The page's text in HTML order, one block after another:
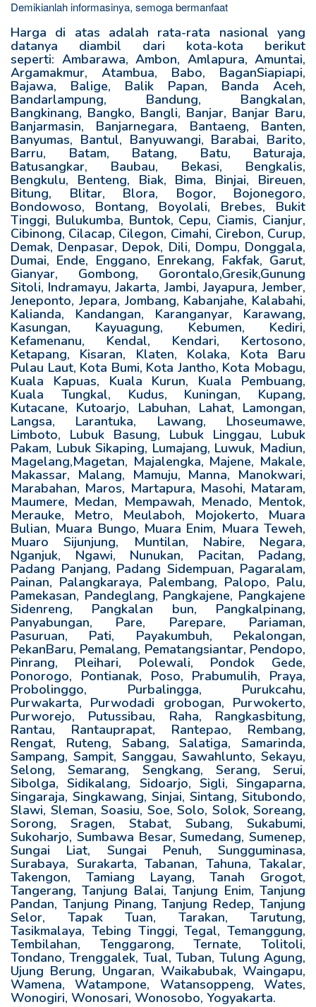
Demikianlah informasinya, semoga bermanfaat
Harga di atas adalah rata-rata nasional yang
datanya diambil dari kota-kota berikut
seperti: Ambarawa, Ambon, Amlapura, Amuntai,
Argamakmur, Atambua, Babo, BaganSiapiapi,
Bajawa, Balige, Balik Papan, Banda Aceh,
Bandarlampung, Bandung, Bangkalan,
Bangkinang, Bangko, Bangli, Banjar, Banjar Baru,
Banjarmasin, Banjarnegara, Bantaeng, Banten,
Banyumas, Bantul, Banyuwangi, Barabai, Barito,
Barru, Batam, Batang, Batu, Baturaja,
Batusangkar, Baubau, Bekasi, Bengkalis,
Bengkulu, Benteng, Biak, Bima, Binjai, Bireuen,
Bitung, Blitar, Blora, Bogor, Bojonegoro,
Bondowoso, Bontang, Boyolali, Brebes, Bukit
Tinggi, Bulukumba, Buntok, Cepu, Ciamis, Cianjur,
Cibinong, Cilacap, Cilegon, Cimahi, Cirebon, Curup,
Demak, Denpasar, Depok, Dili, Dompu, Donggala,
Dumai, Ende, Enggano, Enrekang, Fakfak, Garut,
Gianyar, Gombong, Gorontalo,Gresik,Gunung
Sitoli, Indramayu, Jakarta, Jambi, Jayapura, Jember,
Jeneponto, Jepara, Jombang, Kabanjahe, Kalabahi,
Kalianda, Kandangan, Karanganyar, Karawang,
Kasungan, Kayuagung, Kebumen, Kediri,
Kefamenanu, Kendal, Kendari, Kertosono,
Ketapang, Kisaran, Klaten, Kolaka, Kota Baru
Pulau Laut, Kota Bumi, Kota Jantho, Kota Mobagu,
Kuala Kapuas, Kuala Kurun, Kuala Pembuang,
Kuala Tungkal, Kudus, Kuningan, Kupang,
Kutacane, Kutoarjo, Labuhan, Lahat, Lamongan,
Langsa, Larantuka, Lawang, Lhoseumawe,
Limboto, Lubuk Basung, Lubuk Linggau, Lubuk
Pakam, Lubuk Sikaping, Lumajang, Luwuk, Madiun,
Magelang,Magetan, Majalengka, Majene, Makale,
Makassar, Malang, Mamuju, Manna, Manokwari,
Marabahan, Maros, Martapura, Masohi, Mataram,
Maumere, Medan, Mempawah, Menado, Mentok,
Merauke, Metro, Meulaboh, Mojokerto, Muara
Bulian, Muara Bungo, Muara Enim, Muara Teweh,
Muaro Sijunjung, Muntilan, Nabire, Negara,
Nganjuk, Ngawi, Nunukan, Pacitan, Padang,
Padang Panjang, Padang Sidempuan, Pagaralam,
Painan, Palangkaraya, Palembang, Palopo, Palu,
Pamekasan, Pandeglang, Pangkajene, Pangkajene
Sidenreng, Pangkalan bun, Pangkalpinang,
Panyabungan, Pare, Parepare, Pariaman,
Pasuruan, Pati, Payakumbuh, Pekalongan,
PekanBaru, Pemalang, Pematangsiantar, Pendopo,
Pinrang, Pleihari, Polewali, Pondok Gede,
Ponorogo, Pontianak, Poso, Prabumulih, Praya,
Probolinggo, Purbalingga, Purukcahu,
Purwakarta, Purwodadi grobogan, Purwokerto,
Purworejo, Putussibau, Raha, Rangkasbitung,
Rantau, Rantauprapat, Rantepao, Rembang,
Rengat, Ruteng, Sabang, Salatiga, Samarinda,
Sampang, Sampit, Sanggau, Sawahlunto, Sekayu,
Selong, Semarang, Sengkang, Serang, Serui,
Sibolga, Sidikalang, Sidoarjo, Sigli, Singaparna,
Singaraja, Singkawang, Sinjai, Sintang, Situbondo,
Slawi, Sleman, Soasiu, Soe, Solo, Solok, Soreang,
Sorong, Sragen, Stabat, Subang, Sukabumi,
Sukoharjo, Sumbawa Besar, Sumedang, Sumenep,
Sungai Liat, Sungai Penuh, Sungguminasa,
Surabaya, Surakarta, Tabanan, Tahuna, Takalar,
Takengon, Tamiang Layang, Tanah Grogot,
Tangerang, Tanjung Balai, Tanjung Enim, Tanjung
Pandan, Tanjung Pinang, Tanjung Redep, Tanjung
Selor, Tapak Tuan, Tarakan, Tarutung,
Tasikmalaya, Tebing Tinggi, Tegal, Temanggung,
Tembilahan, Tenggarong, Ternate, Tolitoli,
Tondano, Trenggalek, Tual, Tuban, Tulung Agung,
Ujung Berung, Ungaran, Waikabubak, Waingapu,
Wamena, Watampone, Watansoppeng, Wates,
Wonogiri, Wonosari, Wonosobo, Yogyakarta.